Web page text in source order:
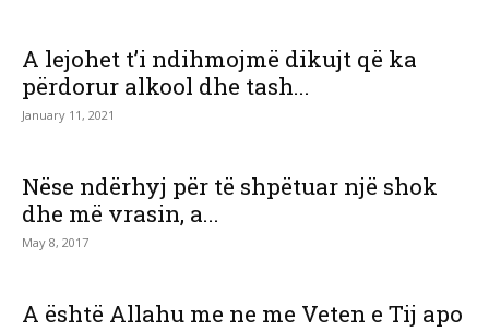
A lejohet t’i ndihmojmë dikujt që ka
përdorur alkool dhe tash...
January 11, 2021
Nëse ndërhyj për të shpëtuar një shok
dhe më vrasin, a...
May 8, 2017
A është Allahu me ne me Veten e Tij apo